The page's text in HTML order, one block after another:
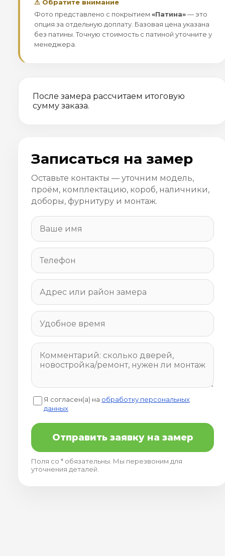
⚠ Обратите внимание
Фото представлено с покрытием «Патина»— это
опция за отдельную доплату. Базовая цена указана
без патины. Точную стоимость с патиной уточните у
менеджера.
После замера рассчитаем итоговую
сумму заказа.
Записаться на замер
Оставьте контакты — уточним модель,
проём, комплектацию, короб, наличники,
доборы, фурнитуру и монтаж.
Я согласен(а) на обработку персональных
данных
Отправить заявку на замер
Поля со * обязательны. Мы перезвоним для
уточнения деталей.